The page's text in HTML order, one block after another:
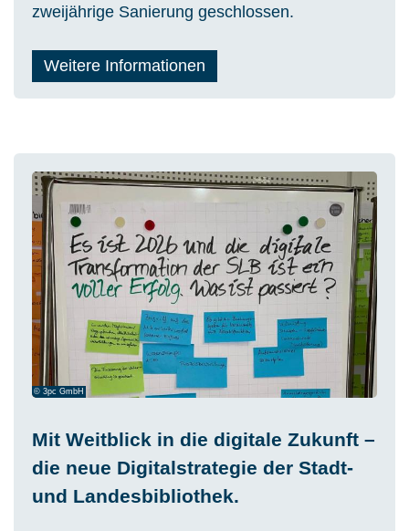
zweijährige Sanierung geschlossen.
Weitere Informationen
© 3pc GmbH
Mit Weitblick in die digitale Zukunft –
die neue Digitalstrategie der Stadt-
und Landesbibliothek.